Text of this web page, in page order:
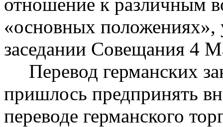
«основных положениях»,
заседании Совещания 4
Перевод германских
пришлось предпринять
переводе германского